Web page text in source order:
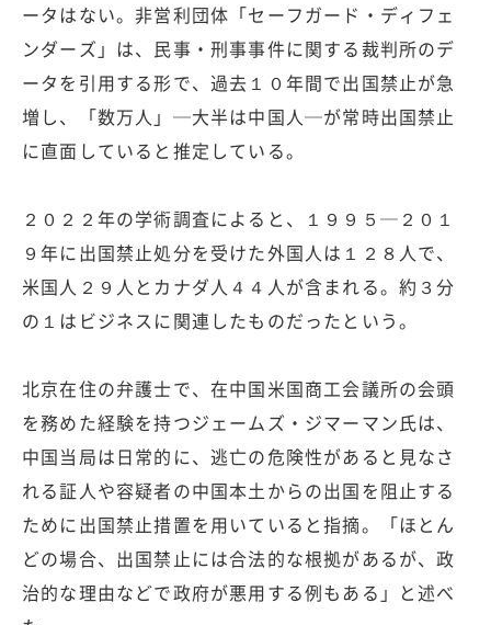
ータはない。非営利団体「セーフガード・ディフェ
ンダーズ」は、民事・刑事事件に関する裁判所のデ
ータを引用する形で、過去１０年間で出国禁止が急
増し、「数万人」─大半は中国人─が常時出国禁止
に直面していると推定している。
２０２２年の学術調査によると、１９９５─２０１
９年に出国禁止処分を受けた外国人は１２８人で、
米国人２９人とカナダ人４４人が含まれる。約３分
の１はビジネスに関連したものだったという。
北京在住の弁護士で、在中国米国商工会議所の会頭
を務めた経験を持つジェームズ・ジマーマン氏は、
中国当局は日常的に、逃亡の危険性があると見なさ
れる証人や容疑者の中国本土からの出国を阻止する
ために出国禁止措置を用いていると指摘。「ほとん
どの場合、出国禁止には合法的な根拠があるが、政
治的な理由などで政府が悪用する例もある」と述べ